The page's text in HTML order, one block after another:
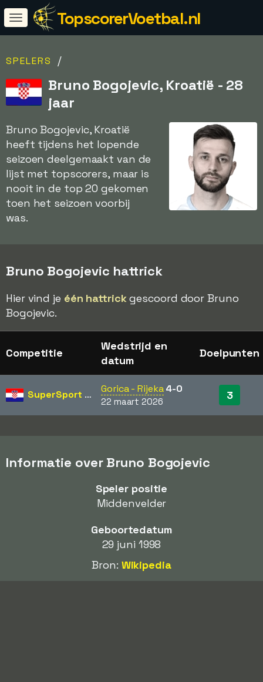
TopscorerVoetbal.nl
SPELERS /
Bruno Bogojevic, Kroatië - 28
jaar
Bruno Bogojevic, Kroatië
heeft tijdens het lopende
seizoen deelgemaakt van de
lijst met topscorers, maar is
nooit in de top 20 gekomen
toen het seizoen voorbij
was.
Bruno Bogojevic hattrick
Hier vind je één hattrickgescoord door Bruno
Bogojevic.
Competitie
Wedstrijd en
datum
Doelpunten
SuperSport HNL Gorica - Rijeka 4-0
22 maart 2026 3
Informatie over Bruno Bogojevic
Speler positie
Middenvelder
Geboortedatum
29 juni 1998
Bron: Wikipedia